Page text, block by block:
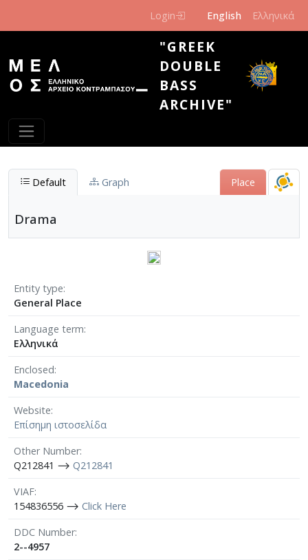
Login English Ελληνικά
"GREEK
DOUBLE
BASS
ARCHIVE"
Default Graph Place
Drama
Entity type
General Place
Language term
Ελληνικά
Enclosed
Macedonia
Website
Επίσημη ιστοσελίδα
Other Number
Q212841 ⟶ Q212841
VIAF
154836556 ⟶ Click Here
DDC Number
2--4957